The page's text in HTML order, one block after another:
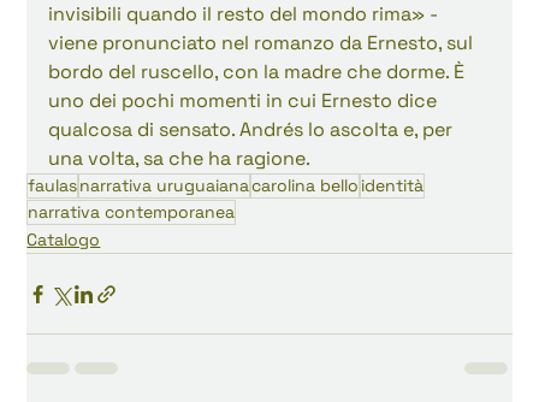
invisibili quando il resto del mondo rima» -
viene pronunciato nel romanzo da Ernesto, sul
bordo del ruscello, con la madre che dorme. È
uno dei pochi momenti in cui Ernesto dice
qualcosa di sensato. Andrés lo ascolta e, per
una volta, sa che ha ragione.
faulasnarrativa uruguaianacarolina bello identità
narrativa contemporanea
Catalogo